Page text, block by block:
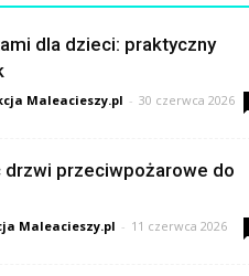
dla dzieci: praktyczny
Maleacieszy.pl - 30 czerwca 2026
drzwi przeciwpożarowe do
Maleacieszy.pl - 11 czerwca 2026